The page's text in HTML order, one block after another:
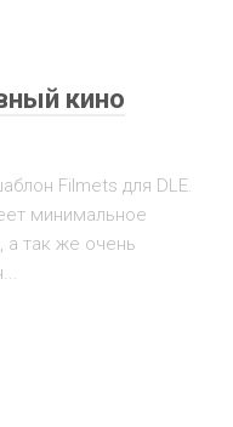
кино
Filmets для DLE.
минимальное
а так же очень